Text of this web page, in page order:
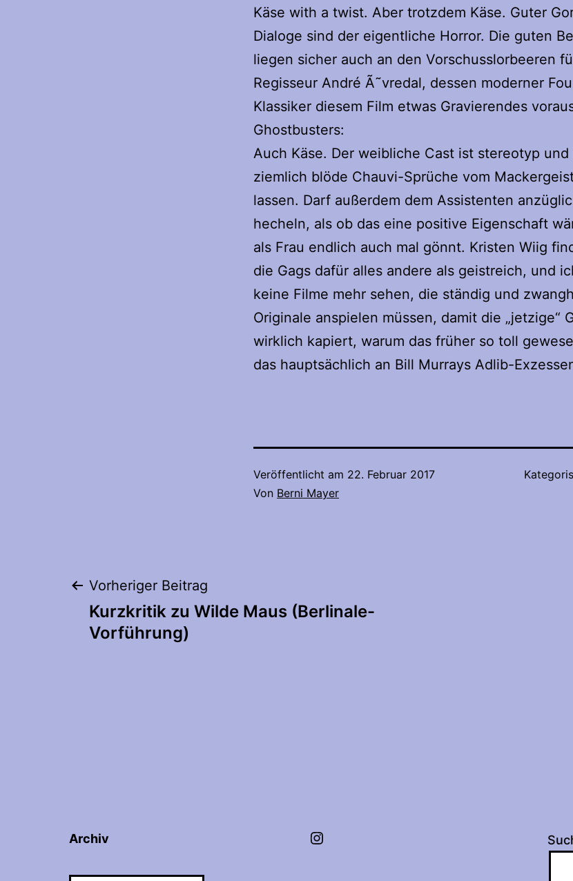
Käse with a twist. Aber trotzdem Käse. Guter
Dialoge sind der eigentliche Horror. Die guten
liegen sicher auch an den Vorschusslorbeeren
Regisseur André Ã˜vredal, dessen moderner
Klassiker diesem Film etwas Gravierendes
Ghostbusters:
Auch Käse. Der weibliche Cast ist stereotyp und
ziemlich blöde Chauvi-Sprüche vom
lassen. Darf außerdem dem Assistenten
hecheln, als ob das eine positive Eigenschaft
als Frau endlich auch mal gönnt. Kristen Wiig
die Gags dafür alles andere als geistreich, und
keine Filme mehr sehen, die ständig und
Originale anspielen müssen, damit die „jetzige“
wirklich kapiert, warum das früher so toll
das hauptsächlich an Bill Murrays Adlib-
Veröffentlicht am 22. Februar 2017
Von Berni Mayer
Beitragsnavigation
Vorheriger Beitrag
Kurzkritik zu Wilde Maus (Berlinale-
Vorführung)
Archiv Instagram